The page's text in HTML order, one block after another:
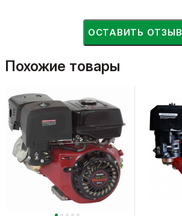
ОСТАВИТЬ ОТЗЫВ
Похожие товары